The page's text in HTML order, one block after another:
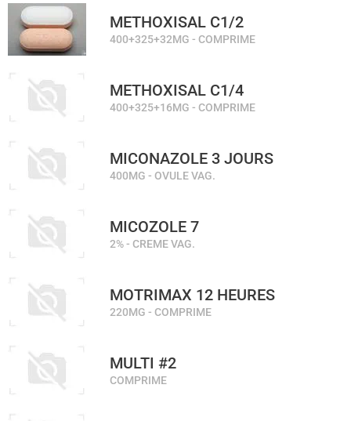
METHOXISAL C1/2
400+325+32MG - COMPRIME
METHOXISAL C1/4
400+325+16MG - COMPRIME
MICONAZOLE 3 JOURS
400MG - OVULE VAG.
MICOZOLE 7
2% - CREME VAG.
MOTRIMAX 12 HEURES
220MG - COMPRIME
MULTI #2
COMPRIME